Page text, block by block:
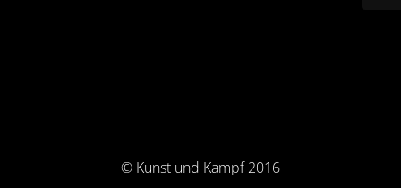
© Kunst und Kampf 2016